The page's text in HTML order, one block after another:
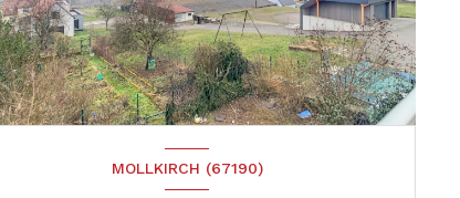
MOLLKIRCH (67190)